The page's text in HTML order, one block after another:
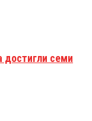
достигли семи